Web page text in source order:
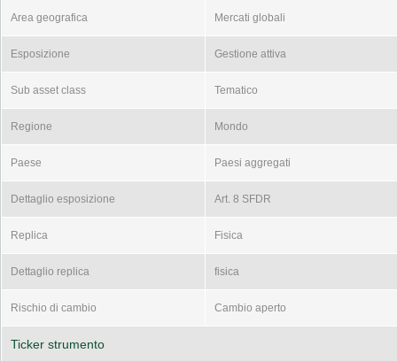
Area geografica Mercati globali
Esposizione Gestione attiva
Sub asset class Tematico
Regione Mondo
Paese Paesi aggregati
Dettaglio esposizione Art. 8 SFDR
Replica Fisica
Dettaglio replica fisica
Rischio di cambio Cambio aperto
Ticker strumento